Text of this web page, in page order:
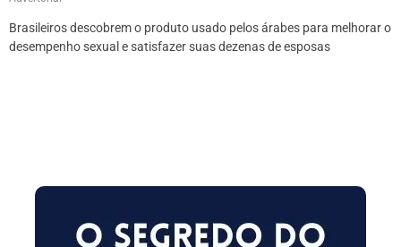
Brasileiros descobrem o produto usado pelos árabes para melhorar o
desempenho sexual e satisfazer suas dezenas de esposas